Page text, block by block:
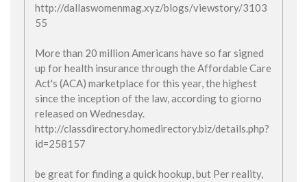
http://dallaswomenmag.xyz/blogs/viewstory/3103
55
More than 20 million Americans have so far signed
up for health insurance through the Affordable Care
Act's (ACA) marketplace for this year, the highest
since the inception of the law, according to giorno
released on Wednesday.
http://classdirectory.homedirectory.biz/details.php?
id=258157
be great for finding a quick hookup, but Per reality,